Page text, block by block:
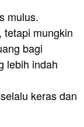
mulus.
tetapi mungkin
bagi
lebih indah
keras dan